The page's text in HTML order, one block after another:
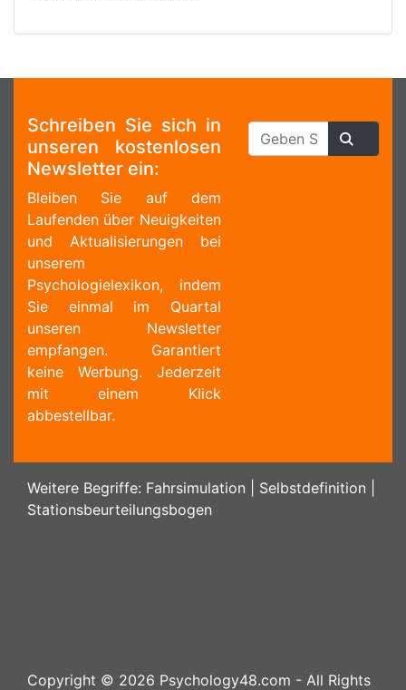
Schreiben Sie sich in
unseren kostenlosen
Newsletter ein:
Bleiben Sie auf dem
Laufenden über Neuigkeiten
und Aktualisierungen bei
unserem
Psychologielexikon, indem
Sie einmal im Quartal
unseren Newsletter
empfangen. Garantiert
keine Werbung. Jederzeit
mit einem Klick
abbestellbar.
Weitere Begriffe: Fahrsimulation Selbstdefinition
Stationsbeurteilungsbogen
Copyright © 2026 Psychology48.com - All Rights